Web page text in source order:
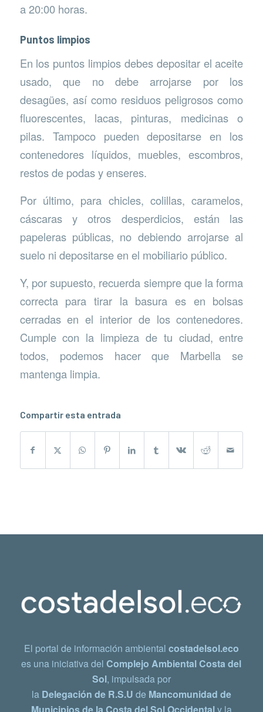
a 20:00 horas.
Puntos limpios
En los puntos limpios debes depositar el aceite
usado, que no debe arrojarse por los
desagües, así como residuos peligrosos como
fluorescentes, lacas, pinturas, medicinas o
pilas. Tampoco pueden depositarse en los
contenedores líquidos, muebles, escombros,
restos de podas y enseres.
Por último, para chicles, colillas, caramelos,
cáscaras y otros desperdicios, están las
papeleras públicas, no debiendo arrojarse al
suelo ni depositarse en el mobiliario público.
Y, por supuesto, recuerda siempre que la forma
correcta para tirar la basura es en bolsas
cerradas en el interior de los contenedores.
Cumple con la limpieza de tu ciudad, entre
todos, podemos hacer que Marbella se
mantenga limpia.
Compartir esta entrada
El portal de información ambiental costadelsol.eco
es una iniciativa delComplejo Ambiental Costa del
Sol, impulsada por
la Delegación de R.S.U de Mancomunidad de
Municipios de la Costa del Sol Occidentaly la